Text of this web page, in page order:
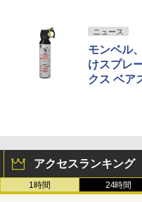
ニュース
モンベル
けスプレ
クス ベア
アクセスランキング
1時間 24時間